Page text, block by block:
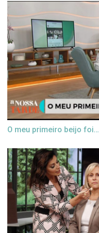
O meu primeiro beijo foi…